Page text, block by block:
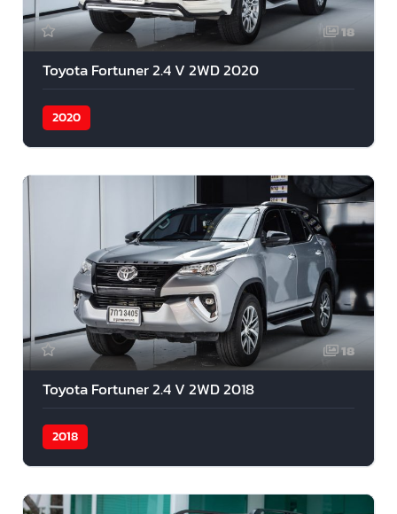
18
Toyota Fortuner 2.4 V 2WD 2020
2020
18
Toyota Fortuner 2.4 V 2WD 2018
2018